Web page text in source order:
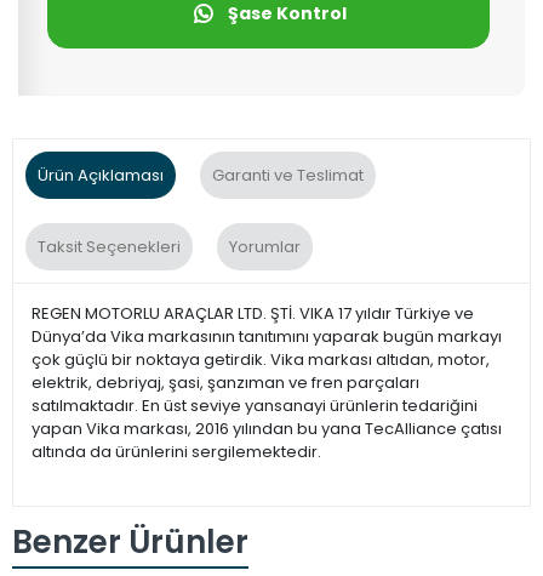
Şase Kontrol
Ürün Açıklaması Garanti ve Teslimat
Taksit Seçenekleri Yorumlar
REGEN MOTORLU ARAÇLAR LTD. ŞTİ. VIKA 17 yıldır Türkiye ve
Dünya’da Vika markasının tanıtımını yaparak bugün markayı
çok güçlü bir noktaya getirdik. Vika markası altıdan, motor,
elektrik, debriyaj, şasi, şanzıman ve fren parçaları
satılmaktadır. En üst seviye yansanayi ürünlerin tedariğini
yapan Vika markası, 2016 yılından bu yana TecAlliance çatısı
altında da ürünlerini sergilemektedir.
Benzer Ürünler